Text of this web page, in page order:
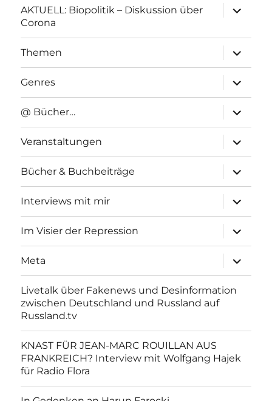
AKTUELL: Biopolitik – Diskussion über
Corona
anzeigen
Themen
anzeigen
Genres
anzeigen
@ Bücher…
anzeigen
Veranstaltungen
anzeigen
Bücher & Buchbeiträge
anzeigen
Interviews mit mir
anzeigen
Im Visier der Repression
anzeigen
Meta
anzeigen
Livetalk über Fakenews und Desinformation
zwischen Deutschland und Russland auf
Russland.tv
KNAST FÜR JEAN-MARC ROUILLAN AUS
FRANKREICH? Interview mit Wolfgang Hajek
für Radio Flora